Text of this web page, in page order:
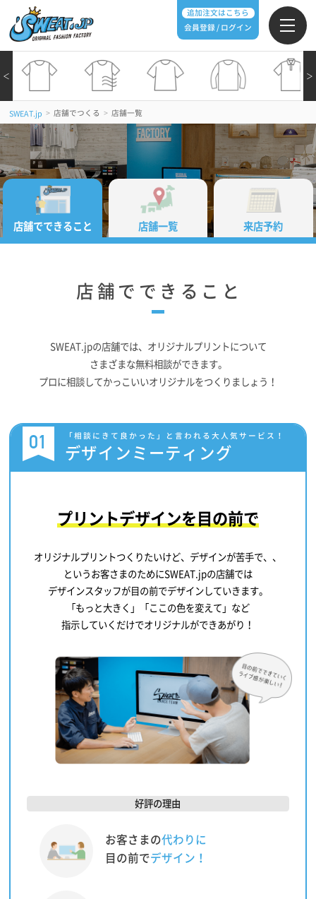
追加注文はこちら
会員登録 / ログイン
＞
＜
SWEAT.jp > 店舗でつくる > 店舗一覧
店舗でできること 店舗一覧 来店予約
店舗でできること
SWEAT.jpの店舗では、オリジナルプリントについて
さまざまな無料相談ができます。
プロに相談してかっこいいオリジナルをつくりましょう！
01 「相談にきて良かった」と言われる大人気サービス！
デザインミーティング
プリントデザインを目の前で
オリジナルプリントつくりたいけど、デザインが苦手で、、
というお客さまのためにSWEAT.jpの店舗では
デザインスタッフが目の前でデザインしていきます。
「もっと大きく」「ここの色を変えて」など
指示していくだけでオリジナルができあがり！
好評の理由
お客さまの代わりに
目の前でデザイン！